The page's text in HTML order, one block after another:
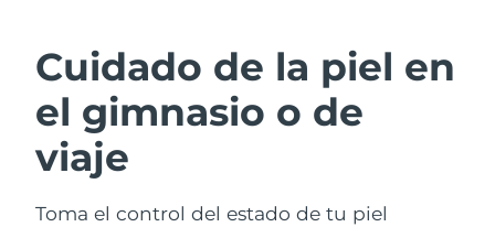
Cuidado de la piel en
el gimnasio o de
viaje
Toma el control del estado de tu piel
Limpieza facial Lifting facial
Baréin Entrega prevista 8/10/26
Bélgica